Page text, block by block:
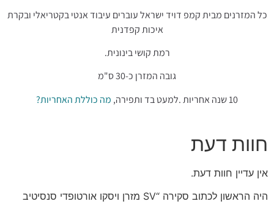
כל המזרנים מבית קמפ דויד ישראל עוברים עיבוד אנטי בקטריאלי ובקרת
איכות קפדנית
רמת קושי בינונית.
גובה המזרן כ-30 ס"מ
10 שנה אחריות .למעט בד ותפירה,
מה כוללת האחריות?
חוות דעת
אין עדיין חוות דעת.
היה הראשון לכתוב סקירה “SV מזרן ויסקו אורטופדי סנסיטיב